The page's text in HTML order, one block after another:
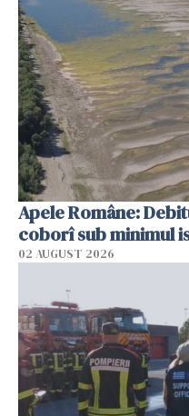
Apele Române:
coborî sub minimul
02 AUGUST 2026